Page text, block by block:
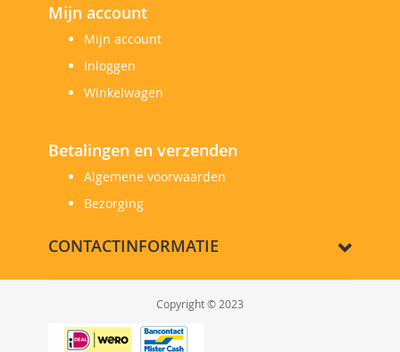
Mijn account
Mijn account
Inloggen
Winkelwagen
Betalingen en verzenden
Algemene voorwaarden
Bezorging
CONTACTINFORMATIE
Copyright © 2023